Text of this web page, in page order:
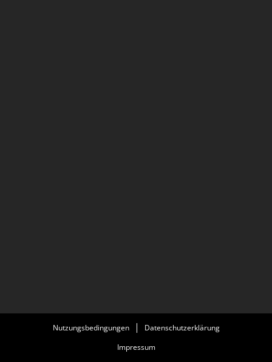
Nutzungsbedingungen
Datenschutzerklärung
Impressum